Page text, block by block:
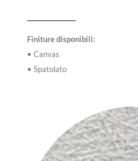
Finiture disponibili:
• Canvas
• Spatolato